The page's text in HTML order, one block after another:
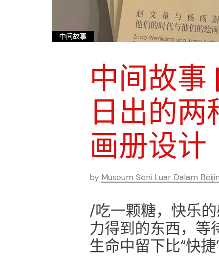
中间故事
中间故事
日出的两
画册设计
by Museum Seni Luar Dalam
/吃一颗糖，快乐
力得到的东西，等
生命中留下比“快